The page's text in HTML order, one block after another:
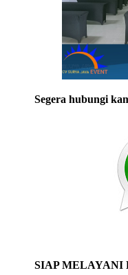
Segera hubungi
SIAP MELAYANI